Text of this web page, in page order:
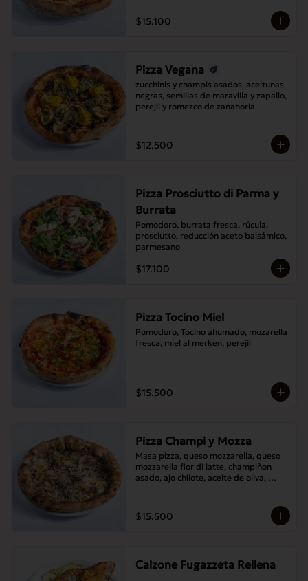
$15.100
Pizza Vegana
zucchinis y champis asados, aceitunas
negras, semillas de maravilla y zapallo,
perejil y romezco de zanahoria .
$12.500
Pizza Prosciutto di Parma y
Burrata
Pomodoro, burrata fresca, rúcula,
prosciutto, reducción aceto balsámico,
parmesano
$17.100
Pizza Tocino Miel
Pomodoro, Tocino ahumado, mozarella
fresca, miel al merken, perejil
$15.500
Pizza Champi y Mozza
Masa pizza, queso mozzarella, queso
mozzarella fior di latte, champiñon
asado, ajo chilote, aceite de oliva,
$15.500
Calzone Fugazzeta Rellena